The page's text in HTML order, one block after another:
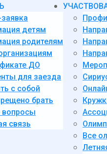
детям
родителям
ДО
для заезда
с собой
брать
вопросы
связь
Все